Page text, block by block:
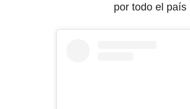
por todo el país